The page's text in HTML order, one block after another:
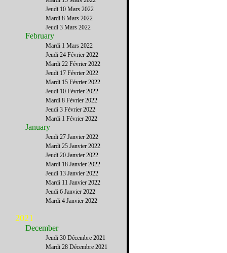
Jeudi 10 Mars 2022
Mardi 8 Mars 2022
Jeudi 3 Mars 2022
February
Mardi 1 Mars 2022
Jeudi 24 Février 2022
Mardi 22 Février 2022
Jeudi 17 Février 2022
Mardi 15 Février 2022
Jeudi 10 Février 2022
Mardi 8 Février 2022
Jeudi 3 Février 2022
Mardi 1 Février 2022
January
Jeudi 27 Janvier 2022
Mardi 25 Janvier 2022
Jeudi 20 Janvier 2022
Mardi 18 Janvier 2022
Jeudi 13 Janvier 2022
Mardi 11 Janvier 2022
Jeudi 6 Janvier 2022
Mardi 4 Janvier 2022
2021
December
Jeudi 30 Décembre 2021
Mardi 28 Décembre 2021